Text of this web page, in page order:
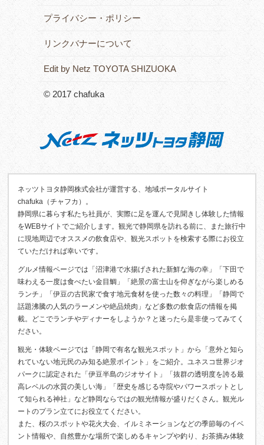
プライバシー・ポリシー
リンクバナーについて
Edit by Netz TOYOTA SHIZUOKA
© 2017 chafuka
ネッツトヨタ静岡株式会社が運営する、地域ポータルサイト
chafuka（チャフカ）。
静岡県に暮らす私たち社員が、実際に足を運んで見聞きし体験した情報
をWEBサイトでご紹介します。観光で静岡県を訪れる前に、また旅行中
に現地周辺でオススメの飲食店や、観光スポットを検索する際にお役立
ていただければ幸いです。
グルメ情報ページでは「沼津港で水揚げされた新鮮な海の幸」「下田で
味わえる一度は食べたい金目鯛」「絶景の富士山を仰ぎながら楽しめる
ランチ」「伊豆の古民家で食す地元食材を使った数々の料理」「静岡で
話題沸騰の人気のラーメンや絶品焼肉」など多数の飲食店の情報を掲
載。どこでランチやディナーをしようか？と迷ったら是非使ってみてく
ださい。
観光・体験ページでは「静岡で有名な観光スポット」から「意外と知ら
れていない地元民のみ知る絶景ポイント」をご紹介。ユネスコ世界ジオ
パークに認定された「伊豆半島のジオサイト」「抜群の透明度を誇る最
高レベルの水質の美しい海」「歴史を感じる寺院やパワースポットとし
て知られる神社」など静岡ならではの観光情報が盛りだくさん。観光ル
ートのプラン立てにお役立てください。
また、桜のスポットや花火大会、イルミネーションなどの季節毎のイベ
ント情報や、自然豊かな場所で楽しめるキャンプや釣り、お茶摘み体験